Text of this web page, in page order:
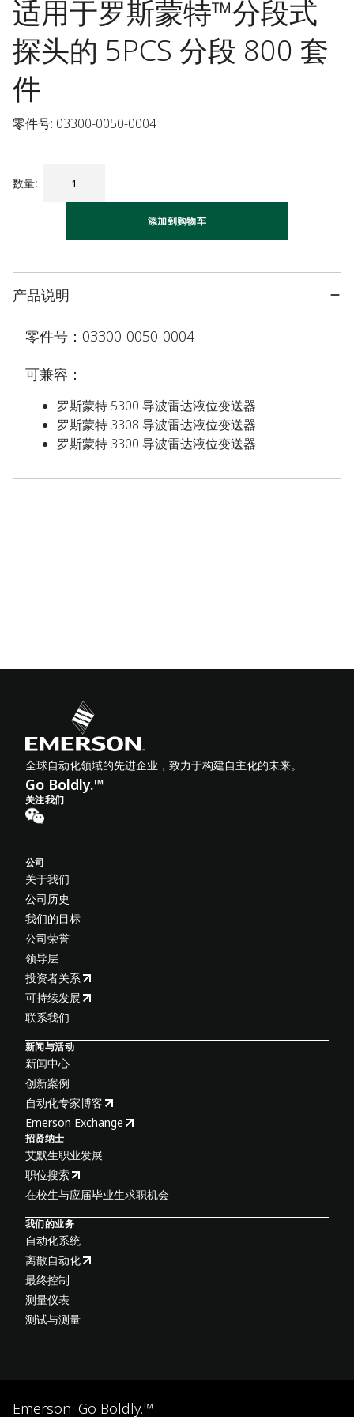
适用于罗斯蒙特™分段式
探头的 5PCS 分段 800 套
件
零件号: 03300-0050-0004
数量:
添加到购物车
产品说明
零件号：03300-0050-0004
可兼容：
罗斯蒙特 5300 导波雷达液位变送器
罗斯蒙特 3308 导波雷达液位变送器
罗斯蒙特 3300 导波雷达液位变送器
全球自动化领域的先进企业，致力于构建自主化的未来。
Go Boldly.™
关注我们
公司
关于我们
公司历史
我们的目标
公司荣誉
领导层
投资者关系
可持续发展
联系我们
新闻与活动
新闻中心
创新案例
自动化专家博客
Emerson Exchange
招贤纳士
艾默生职业发展
职位搜索
在校生与应届毕业生求职机会
我们的业务
自动化系统
离散自动化
最终控制
测量仪表
测试与测量
Emerson. Go Boldly.™